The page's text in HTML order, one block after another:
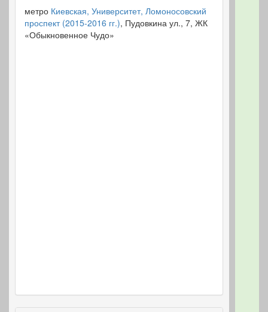
метро Киевская, Университет, Ломоносовский
проспект (2015-2016 гг.), Пудовкина ул., 7, ЖК
«Обыкновенное Чудо»